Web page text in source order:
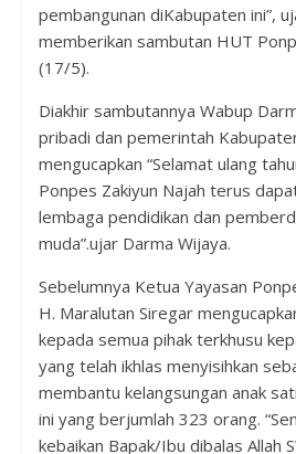
pembangunan diKabupaten ini”,
memberikan sambutan HUT
(17/5).
Diakhir sambutannya Wabup
pribadi dan pemerintah
mengucapkan “Selamat ulang
Ponpes Zakiyun Najah terus
lembaga pendidikan dan
muda”.ujar Darma Wijaya.
Sebelumnya Ketua Yayasan
H. Maralutan Siregar
kepada semua pihak terkhusu
yang telah ikhlas menyisihkan
membantu kelangsungan anak
ini yang berjumlah 323 orang.
kebaikan Bapak/Ibu dibalas Allah